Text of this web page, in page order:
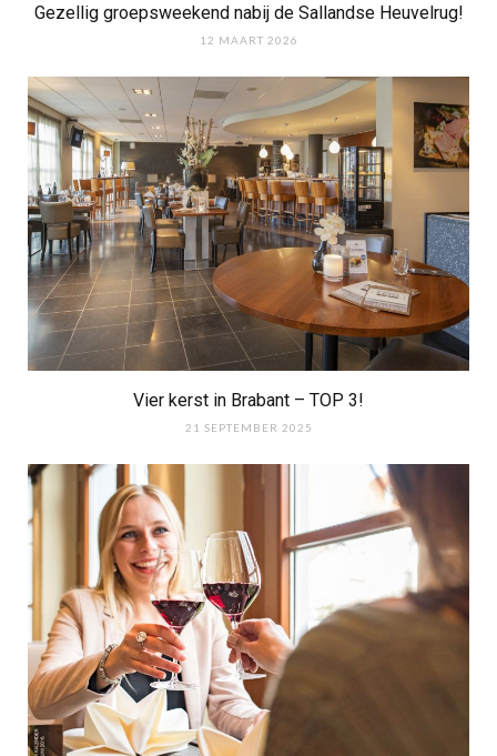
Gezellig groepsweekend nabij de Sallandse Heuvelrug!
12 MAART 2026
Vier kerst in Brabant – TOP 3!
21 SEPTEMBER 2025